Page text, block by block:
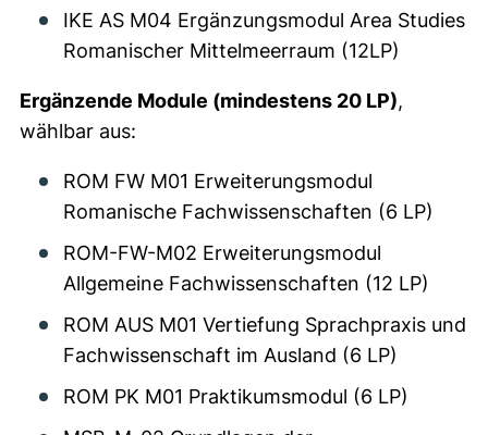
IKE AS M04 Ergänzungsmodul Area Studies
Romanischer Mittelmeerraum (12LP)
Ergänzende Module (mindestens 20 LP),
wählbar aus:
ROM FW M01 Erweiterungsmodul
Romanische Fachwissenschaften (6 LP)
ROM-FW-M02 Erweiterungsmodul
Allgemeine Fachwissenschaften (12 LP)
ROM AUS M01 Vertiefung Sprachpraxis und
Fachwissenschaft im Ausland (6 LP)
ROM PK M01 Praktikumsmodul (6 LP)